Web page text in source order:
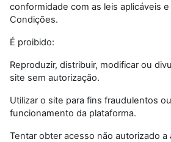
conformidade com as leis aplicáveis
Condições.
É proibido:
Reproduzir, distribuir, modificar ou
site sem autorização.
Utilizar o site para fins fraudulentos
funcionamento da plataforma.
Tentar obter acesso não autorizado a